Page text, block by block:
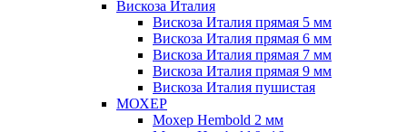
Вискоза Италия
Вискоза Италия прямая 5 мм
Вискоза Италия прямая 6 мм
Вискоза Италия прямая 7 мм
Вискоза Италия прямая 9 мм
Вискоза Италия пушистая
МОХЕР
Мохер Hembold 2 мм